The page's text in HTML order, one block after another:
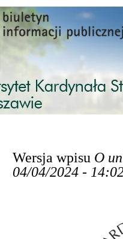
Przejdź do treści
Wersja wpisu O
04/04/2024 -